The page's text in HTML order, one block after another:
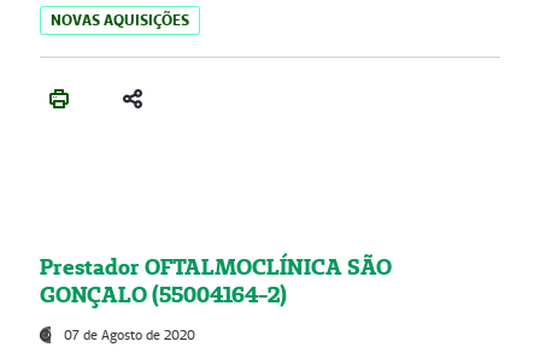
NOVAS AQUISIÇÕES
Prestador OFTALMOCLÍNICA SÃO
GONÇALO (55004164-2)
07 de Agosto de 2020